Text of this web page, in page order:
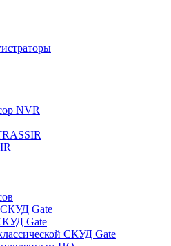
NVR
СКУД Gate
Gate
СКУД Gate